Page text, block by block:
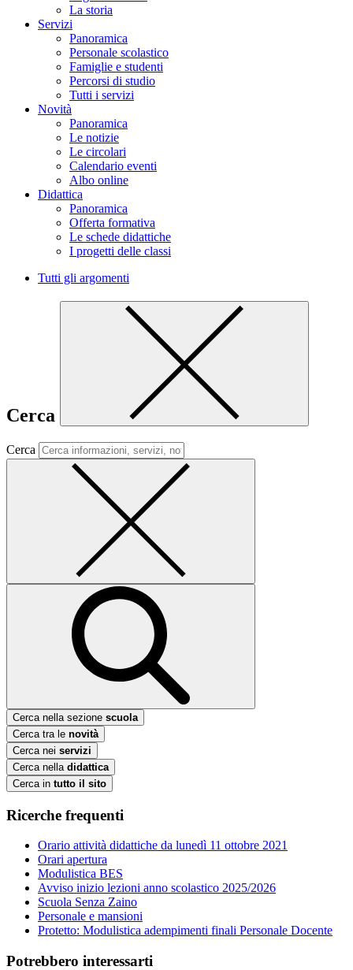
La storia
Servizi
Panoramica
Personale scolastico
Famiglie e studenti
Percorsi di studio
Tutti i servizi
Novità
Panoramica
Le notizie
Le circolari
Calendario eventi
Albo online
Didattica
Panoramica
Offerta formativa
Le schede didattiche
I progetti delle classi
Tutti gli argomenti
Cerca
Cerca
Cerca nella sezione scuola
Cerca tra le novità
Cerca nei servizi
Cerca nella didattica
Cerca in tutto il sito
Ricerche frequenti
Orario attività didattiche da lunedì 11 ottobre 2021
Orari apertura
Modulistica BES
Avviso inizio lezioni anno scolastico 2025/2026
Scuola Senza Zaino
Personale e mansioni
Protetto: Modulistica adempimenti finali Personale Docente
Potrebbero interessarti